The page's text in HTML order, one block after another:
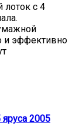
лоток с 4
и эффективно
2005